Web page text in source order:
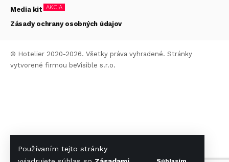
Používaním tejto stránky
Media kit AKCIA
Zásady ochrany osobných údajov
© Hotelier 2020-2026. Všetky práva vyhradené. Stránky
vytvorené firmou beVisible s.r.o.